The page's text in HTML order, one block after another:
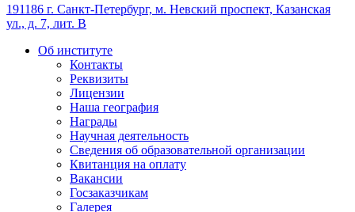
191186 г. Санкт-Петербург, м. Невский проспект, Казанская
ул., д. 7, лит. В
Об институте
Контакты
Реквизиты
Лицензии
Наша география
Награды
Научная деятельность
Сведения об образовательной организации
Квитанция на оплату
Вакансии
Госзаказчикам
Галерея